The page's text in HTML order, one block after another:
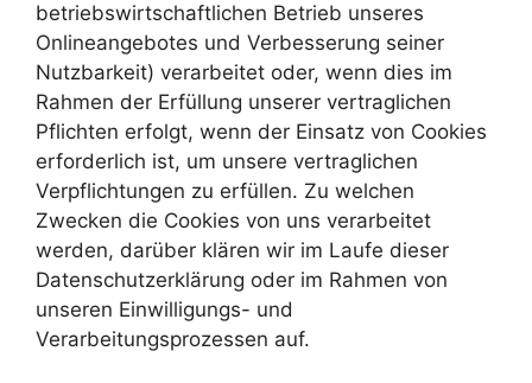
betriebswirtschaftlichen Betrieb unseres
Onlineangebotes und Verbesserung seiner
Nutzbarkeit) verarbeitet oder, wenn dies im
Rahmen der Erfüllung unserer vertraglichen
Pflichten erfolgt, wenn der Einsatz von Cookies
erforderlich ist, um unsere vertraglichen
Verpflichtungen zu erfüllen. Zu welchen
Zwecken die Cookies von uns verarbeitet
werden, darüber klären wir im Laufe dieser
Datenschutzerklärung oder im Rahmen von
unseren Einwilligungs- und
Verarbeitungsprozessen auf.